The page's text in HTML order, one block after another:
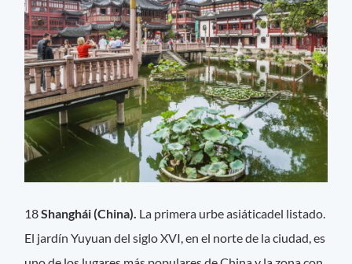
18Shanghái (China). La primera urbe asiáticadel listado.
El jardín Yuyuan del siglo XVI, en el norte de la ciudad, es